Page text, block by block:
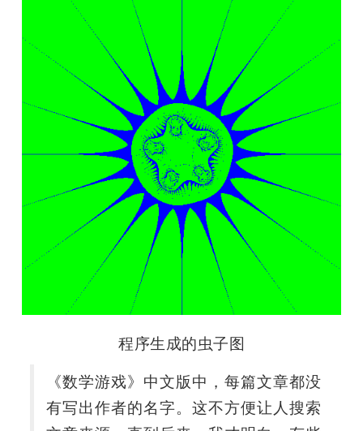
程序生成的虫子图
《数学游戏》中文版中，每篇文章都没
有写出作者的名字。这不方便让人搜索